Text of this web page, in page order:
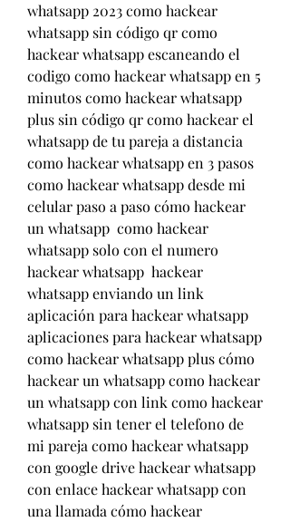
whatsapp 2023 como hackear
whatsapp sin código qr como
hackear whatsapp escaneando el
codigo como hackear whatsapp en 5
minutos como hackear whatsapp
plus sin código qr como hackear el
whatsapp de tu pareja a distancia
como hackear whatsapp en 3 pasos
como hackear whatsapp desde mi
celular paso a paso cómo hackear
un whatsapp  como hackear
whatsapp solo con el numero
hackear whatsapp  hackear
whatsapp enviando un link
aplicación para hackear whatsapp
aplicaciones para hackear whatsapp
como hackear whatsapp plus cómo
hackear un whatsapp como hackear
un whatsapp con link como hackear
whatsapp sin tener el telefono de
mi pareja como hackear whatsapp
con google drive hackear whatsapp
con enlace hackear whatsapp con
una llamada cómo hackear